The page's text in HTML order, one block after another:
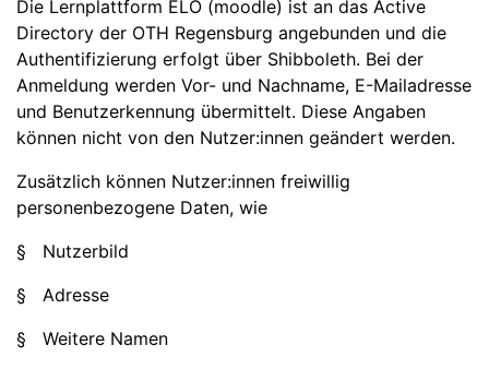
Die Lernplattform ELO (moodle) ist an das Active
Directory der OTH Regensburg angebunden und die
Authentifizierung erfolgt über Shibboleth. Bei der
Anmeldung werden Vor- und Nachname, E-Mailadresse
und Benutzerkennung übermittelt. Diese Angaben
können nicht von den Nutzer:innen geändert werden.
Zusätzlich können Nutzer:innen freiwillig
personenbezogene Daten, wie
§ Nutzerbild
§ Adresse
§ Weitere Namen